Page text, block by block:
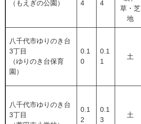
（もえぎの公園）
4
4
草・芝
地
八千代市ゆりのき台
3丁目
（ゆりのき台保育
園）
0.1
0
0.1
1
土
八千代市ゆりのき台
3丁目
0.1
2
0.1
3
土